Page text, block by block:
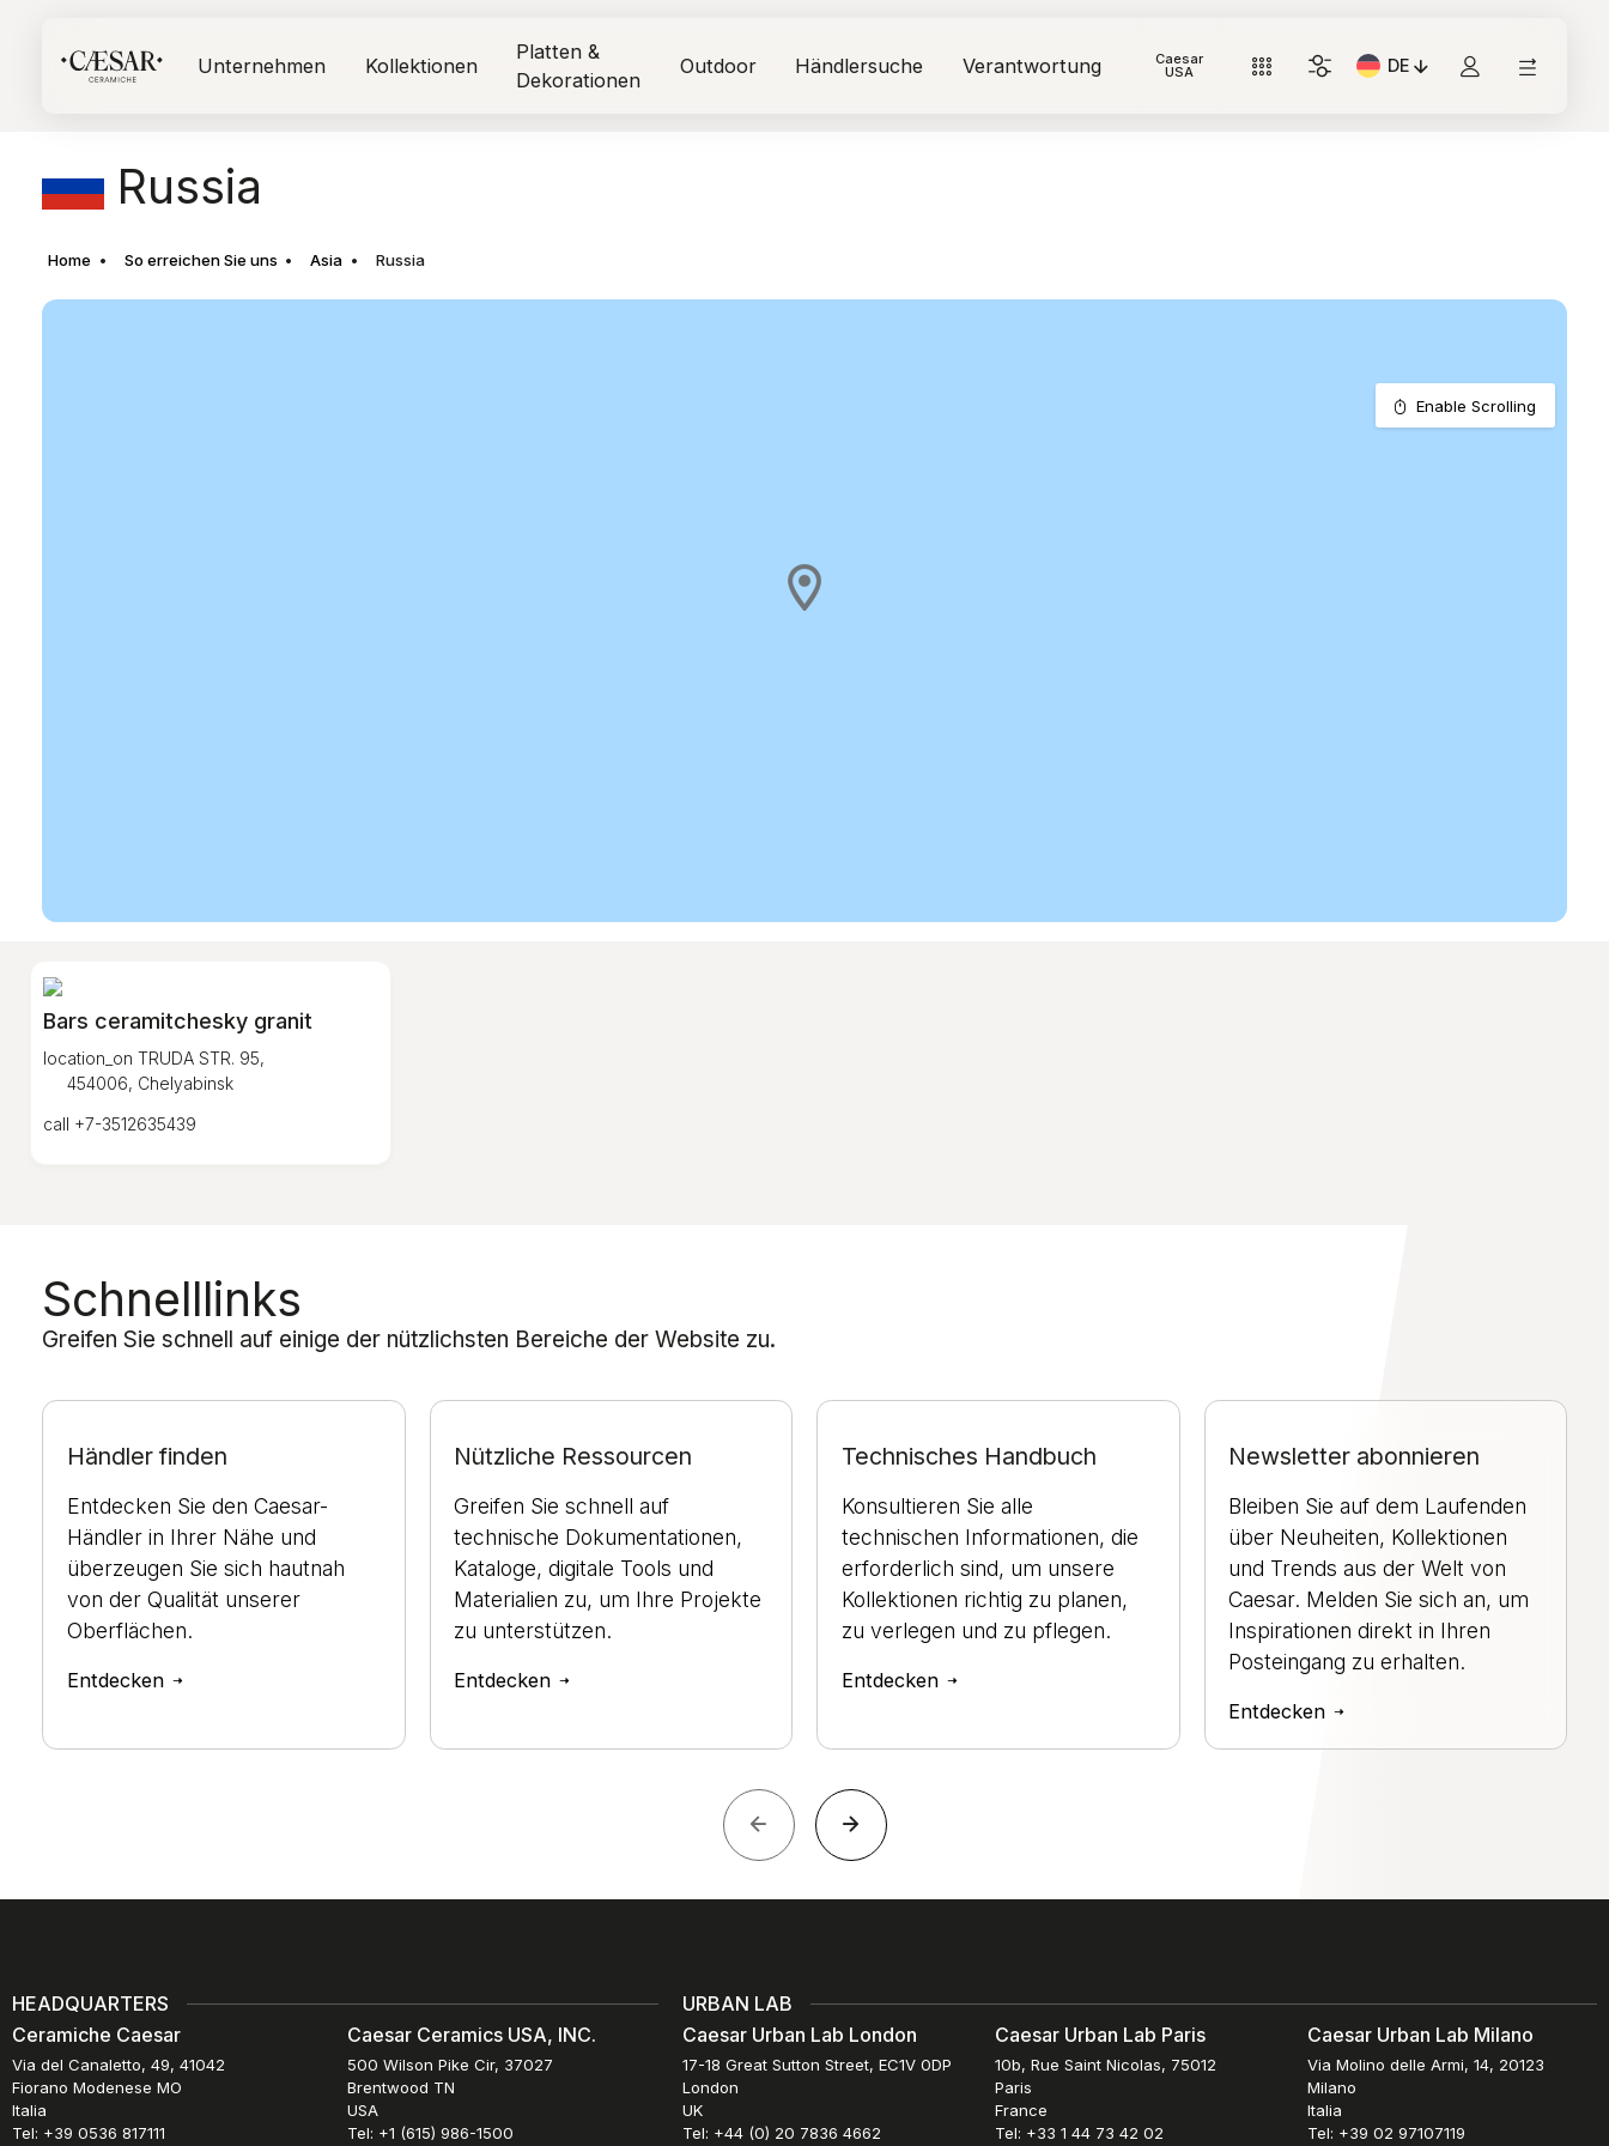
Unternehmen Kollektionen
Platten &
Dekorationen
Outdoor Händlersuche Verantwortung Caesar
USA DE
Aktuelle Sprache: Italiano
Russia
Home So erreichen Sie uns Asia Russia
Enable Scrolling
Bars ceramitchesky granit
location_on TRUDA STR. 95,
454006, Chelyabinsk
call +7-3512635439
Schnelllinks
Greifen Sie schnell auf einige der nützlichsten Bereiche der Website zu.
Händler finden
Entdecken Sie den Caesar-
Händler in Ihrer Nähe und
überzeugen Sie sich hautnah
von der Qualität unserer
Oberflächen.
Entdecken
Nützliche Ressourcen
Greifen Sie schnell auf
technische Dokumentationen,
Kataloge, digitale Tools und
Materialien zu, um Ihre Projekte
zu unterstützen.
Entdecken
Technisches Handbuch
Konsultieren Sie alle
technischen Informationen, die
erforderlich sind, um unsere
Kollektionen richtig zu planen,
zu verlegen und zu pflegen.
Entdecken
Newsletter abonnieren
Bleiben Sie auf dem Laufenden
über Neuheiten, Kollektionen
und Trends aus der Welt von
Caesar. Melden Sie sich an, um
Inspirationen direkt in Ihren
Posteingang zu erhalten.
Entdecken
HEADQUARTERS
Ceramiche Caesar
Via del Canaletto, 49, 41042
Fiorano Modenese MO
Italia
Tel: +39 0536 817111
Caesar Ceramics USA, INC.
500 Wilson Pike Cir, 37027
Brentwood TN
USA
Tel: +1 (615) 986-1500
URBAN LAB
Caesar Urban Lab London
17-18 Great Sutton Street, EC1V 0DP
London
UK
Tel: +44 (0) 20 7836 4662
Caesar Urban Lab Paris
10b, Rue Saint Nicolas, 75012
Paris
France
Tel: +33 1 44 73 42 02
Caesar Urban Lab Milano
Via Molino delle Armi, 14, 20123
Milano
Italia
Tel: +39 02 97107119